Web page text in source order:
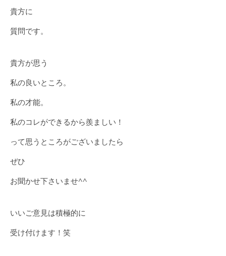
貴方に
質問です。
貴方が思う
私の良いところ。
私の才能。
私のコレができるから羨ましい！
って思うところがございましたら
ぜひ
お聞かせ下さいませ^^
いいご意見は積極的に
受け付けます！笑